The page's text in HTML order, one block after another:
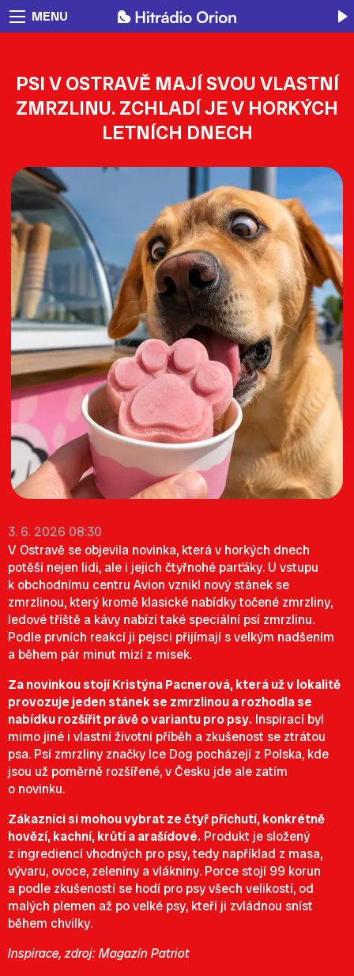
MENU
PSI V OSTRAVĚ MAJÍ SVOU VLASTNÍ
ZMRZLINU. ZCHLADÍ JE V HORKÝCH
LETNÍCH DNECH
3. 6. 2026 08:30
V Ostravě se objevila novinka, která v horkých dnech
potěší nejen lidi, ale i jejich čtyřnohé parťáky. U vstupu
k obchodnímu centru Avion vznikl nový stánek se
zmrzlinou, který kromě klasické nabídky točené zmrzliny,
ledové tříště a kávy nabízí také speciální psí zmrzlinu.
Podle prvních reakcí ji pejsci přijímají s velkým nadšením
a během pár minut mizí z misek.
Za novinkou stojí Kristýna Pacnerová, která už v lokalitě
provozuje jeden stánek se zmrzlinou a rozhodla se
nabídku rozšířit právě o variantu pro psy. Inspirací byl
mimo jiné i vlastní životní příběh a zkušenost se ztrátou
psa. Psí zmrzliny značky Ice Dog pocházejí z Polska, kde
jsou už poměrně rozšířené, v Česku jde ale zatím
o novinku.
Zákazníci si mohou vybrat ze čtyř příchutí, konkrétně
hovězí, kachní, krůtí a arašídové. Produkt je složený
z ingrediencí vhodných pro psy, tedy například z masa,
vývaru, ovoce, zeleniny a vlákniny. Porce stojí 99 korun
a podle zkušeností se hodí pro psy všech velikostí, od
malých plemen až po velké psy, kteří ji zvládnou sníst
během chvilky.
Inspirace, zdroj: Magazín Patriot